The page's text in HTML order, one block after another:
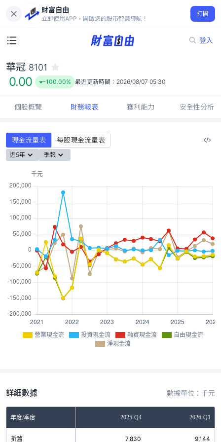
財富自由
立即使用APP，開啟您的股市智慧導航！
打開
登入
0.00
-100.00%
華冠 8101
0.00 -100.00% 最近更新時間： 2026/08/07 05:30
個股概覽 財務報表 獲利能力 安全性分析
現金流量表 每股現金流量表
近5年 季報
營業現金流 投資現金流 融資現金流
自由現金流
淨現金流
詳細數據 數據單位：千元
年度/季度 2025-Q4 2026-Q1
折舊 7,830 9,144